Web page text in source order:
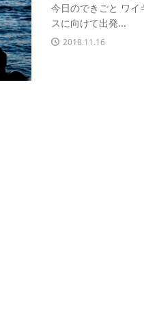
今日のできごと ワイ
スに向けて出発...
2018.11.16